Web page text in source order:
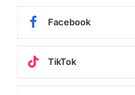
Facebook
TikTok